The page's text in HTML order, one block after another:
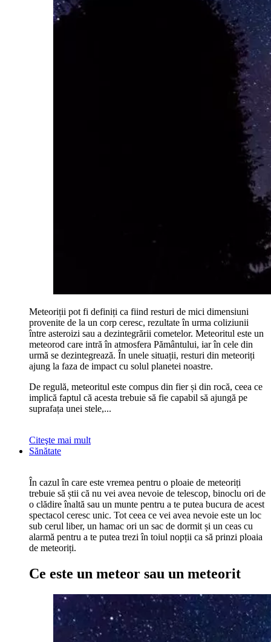
Meteoriții pot fi definiți ca fiind resturi de mici dimensiuni
provenite de la un corp ceresc, rezultate în urma coliziunii
între asteroizi sau a dezintegrării cometelor. Meteoritul este un
meteorod care intră în atmosfera Pământului, iar în cele din
urmă se dezintegrează. În unele situații, resturi din meteoriți
ajung la faza de impact cu solul planetei noastre.
De regulă, meteoritul este compus din fier și din rocă, ceea ce
implică faptul că acesta trebuie să fie capabil să ajungă pe
suprafața unei stele,...
Citeşte mai mult
Sănătate
În cazul în care este vremea pentru o ploaie de meteoriți
trebuie să știi că nu vei avea nevoie de telescop, binoclu ori de
o clădire înaltă sau un munte pentru a te putea bucura de acest
spectacol ceresc unic. Tot ceea ce vei avea nevoie este un loc
sub cerul liber, un hamac ori un sac de dormit și un ceas cu
alarmă pentru a te putea trezi în toiul nopții ca să prinzi ploaia
de meteoriți.
Ce este un meteor sau un meteorit